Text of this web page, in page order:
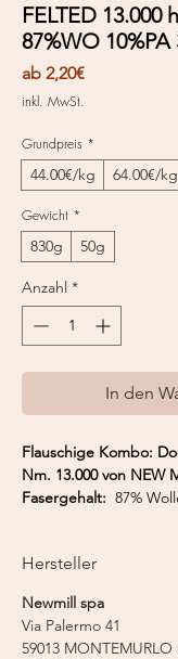
FELTED 13.000
87%WO 10%PA
ab 2,20€Sale-
inkl. MwSt.
Grundpreis *
44.00€/kg 64.00€/kg
Gewicht *
830g 50g
Anzahl *
In den
Flauschige Kombo:
Nm. 13.000 von NEW
Fasergehalt: 87%
Strickmaschine:
Hersteller
Newmill spa
Via Palermo 41
59013 MONTEMURLO